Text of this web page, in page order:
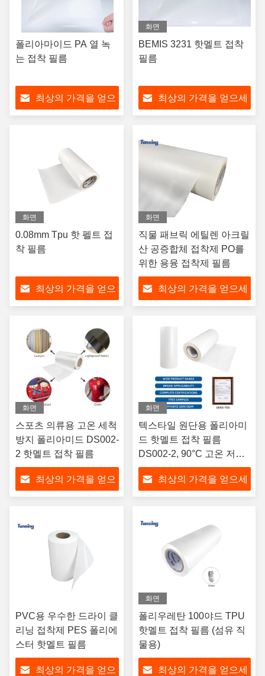
폴리아마이드 PA 열 녹
는 접착 필름
최상의 가격을 얻으
화면
BEMIS 3231 핫멜트 접착
필름
최상의 가격을 얻으세
화면
0.08mm Tpu 핫 펠트 접
착 필름
최상의 가격을 얻으
화면
직물 패브릭 에틸렌 아크릴
산 공증합체 접착제 PO를
위한 용융 접착제 필름
최상의 가격을 얻으세
화면
스포츠 의류용 고온 세척
방지 폴리아미드 DS002-
2 핫멜트 접착 필름
최상의 가격을 얻으
화면
텍스타일 원단용 폴리아미
드 핫멜트 접착 필름
DS002-2, 90°C 고온 저항
성 폴리아미드, 자수용
최상의 가격을 얻으세
PVC용 우수한 드라이 클
리닝 접착제 PES 폴리에
스터 핫멜트 필름
최상의 가격을 얻으
화면
폴리우레탄 100야드 TPU
핫멜트 접착 필름 (섬유 직
물용)
최상의 가격을 얻으세